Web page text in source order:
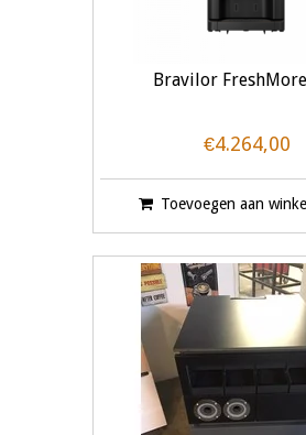
Bravilor
€4.264,00
Toevoegen aan